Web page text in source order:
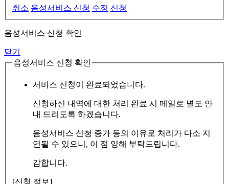
취소 음성서비스 신청 수정 신청
음성서비스 신청 확인
닫기
음성서비스 신청 확인
서비스 신청이 완료되었습니다.
신청하신 내역에 대한 처리 완료 시 메일로 별도 안
내 드리도록 하겠습니다.
음성서비스 신청 증가 등의 이유로 처리가 다소 지
연될 수 있으니, 이 점 양해 부탁드립니다.
감합니다.
[신청 정보]